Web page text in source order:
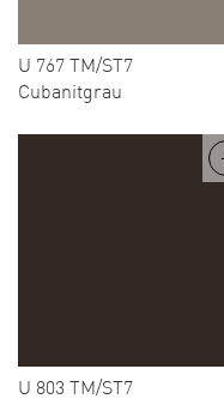
U 767 TM/ST7
Cubanitgrau
U 803 TM/ST7